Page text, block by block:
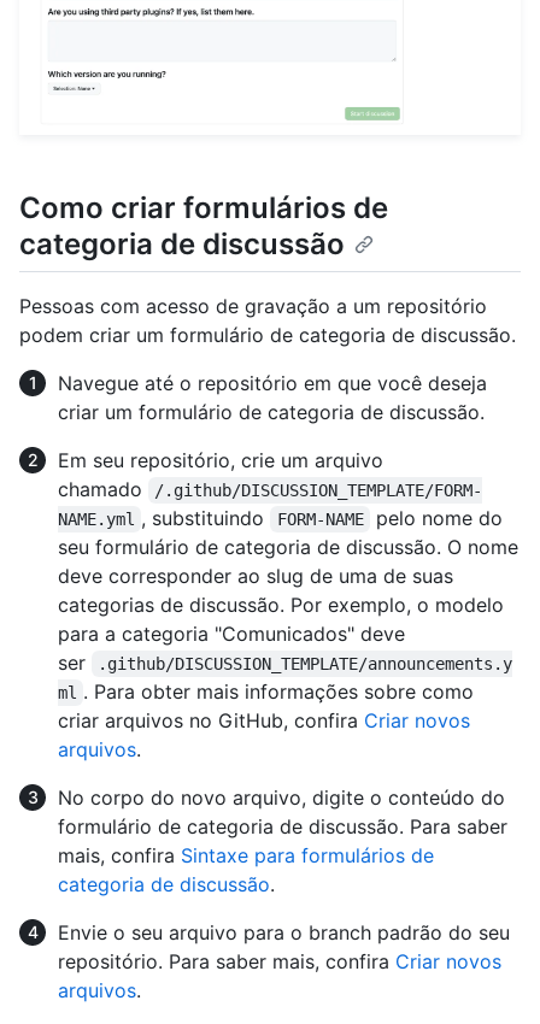
Como criar formulários de
categoria de discussão
Pessoas com acesso de gravação a um repositório
podem criar um formulário de categoria de discussão.
Navegue até o repositório em que você deseja
criar um formulário de categoria de discussão.
Em seu repositório, crie um arquivo
chamado
/.github/DISCUSSION_TEMPLATE/FORM-
NAME.yml , substituindo FORM-NAME
pelo nome do
seu formulário de categoria de discussão. O nome
deve corresponder ao slug de uma de suas
categorias de discussão. Por exemplo, o modelo
para a categoria "Comunicados" deve
ser
.github/DISCUSSION_TEMPLATE/announcements.y
ml . Para obter mais informações sobre como
criar arquivos no GitHub, confira Criar novos
arquivos.
No corpo do novo arquivo, digite o conteúdo do
formulário de categoria de discussão. Para saber
mais, confira Sintaxe para formulários de
categoria de discussão.
Envie o seu arquivo para o branch padrão do seu
repositório. Para saber mais, confira Criar novos
arquivos.